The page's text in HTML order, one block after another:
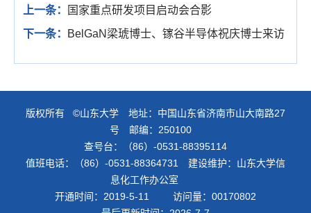
上一条：
国家重点研发项目启动会合影
下一条：
BelGaN梁琥博士、镓谷半导体祝庆博士来访
版权所有 ©山东大学 地址：中国山东省济南市山大南路27
号 邮编：250100
查号台：（86）-0531-88395114
值班电话：（86）-0531-88364731 建设维护：山东大学信
息化工作办公室
开通时间： 2019-5-11 访问量： 00170802